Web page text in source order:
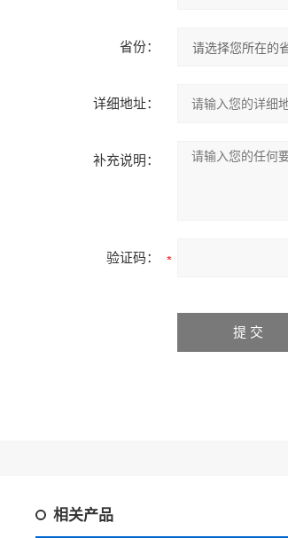
省份：
详细地址：
补充说明：
验证码：
相关产品